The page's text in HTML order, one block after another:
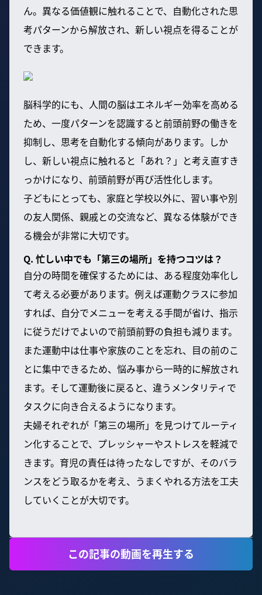
ん。異なる価値観に触れることで、自動化された思
考パターンから解放され、新しい視点を得ることが
できます。
脳科学的にも、人間の脳はエネルギー効率を高める
ため、一度パターンを認識すると前頭前野の働きを
抑制し、思考を自動化する傾向があります。しか
し、新しい視点に触れると「あれ？」と考え直すき
っかけになり、前頭前野が再び活性化します。
子どもにとっても、家庭と学校以外に、習い事や別
の友人関係、親戚との交流など、異なる体験ができ
る機会が非常に大切です。
Q. 忙しい中でも「第三の場所」を持つコツは？
自分の時間を確保するためには、ある程度効率化し
て考える必要があります。例えば運動クラスに参加
すれば、自分でメニューを考える手間が省け、指示
に従うだけでよいので前頭前野の負担も減ります。
また運動中は仕事や家族のことを忘れ、目の前のこ
とに集中できるため、悩み事から一時的に解放され
ます。そして運動後に戻ると、違うメンタリティで
タスクに向き合えるようになります。
夫婦それぞれが「第三の場所」を見つけてルーティ
ン化することで、プレッシャーやストレスを軽減で
きます。育児の責任は待ったなしですが、そのバラ
ンスをどう取るかを考え、うまくやれる方法を工夫
していくことが大切です。
この記事の動画を再生する